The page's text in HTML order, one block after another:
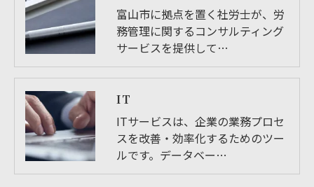
富山市に拠点を置く社労士が、労
務管理に関するコンサルティング
サービスを提供して…
IT
ITサービスは、企業の業務プロセ
スを改善・効率化するためのツー
ルです。データベー…